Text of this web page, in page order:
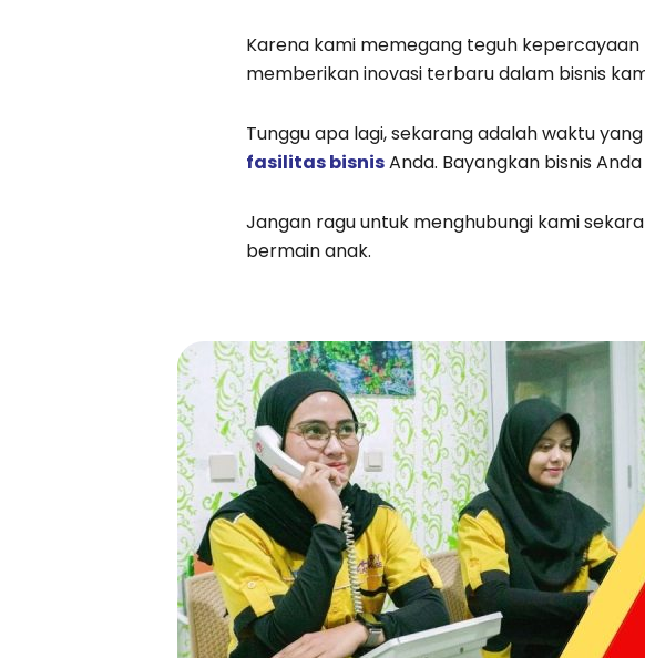
Karena kami memegang teguh
memberikan inovasi terbaru dalam bisnis
Tunggu apa lagi, sekarang adalah waktu
fasilitas bisnisAnda. Bayangkan bisnis
Jangan ragu untuk menghubungi kami
bermain anak.